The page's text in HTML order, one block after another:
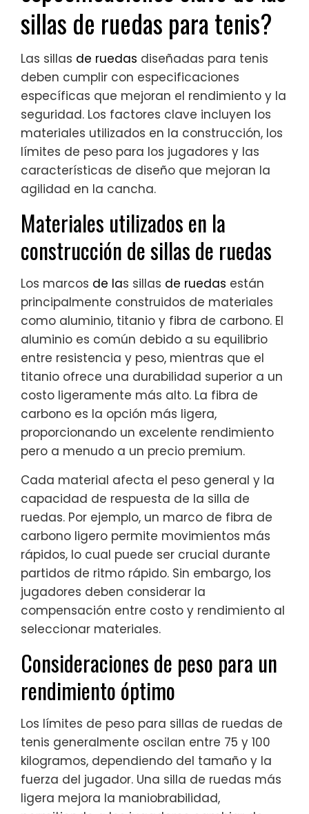
sillas de ruedas para tenis?
Las sillas de ruedas diseñadas para tenis
deben cumplir con especificaciones
específicas que mejoran el rendimiento y la
seguridad. Los factores clave incluyen los
materiales utilizados en la construcción, los
límites de peso para los jugadores y las
características de diseño que mejoran la
agilidad en la cancha.
Materiales utilizados en la
construcción de sillas de ruedas
Los marcos de las sillas de ruedas están
principalmente construidos de materiales
como aluminio, titanio y fibra de carbono. El
aluminio es común debido a su equilibrio
entre resistencia y peso, mientras que el
titanio ofrece una durabilidad superior a un
costo ligeramente más alto. La fibra de
carbono es la opción más ligera,
proporcionando un excelente rendimiento
pero a menudo a un precio premium.
Cada material afecta el peso general y la
capacidad de respuesta de la silla de
ruedas. Por ejemplo, un marco de fibra de
carbono ligero permite movimientos más
rápidos, lo cual puede ser crucial durante
partidos de ritmo rápido. Sin embargo, los
jugadores deben considerar la
compensación entre costo y rendimiento al
seleccionar materiales.
Consideraciones de peso para un
rendimiento óptimo
Los límites de peso para sillas de ruedas de
tenis generalmente oscilan entre 75 y 100
kilogramos, dependiendo del tamaño y la
fuerza del jugador. Una silla de ruedas más
ligera mejora la maniobrabilidad,